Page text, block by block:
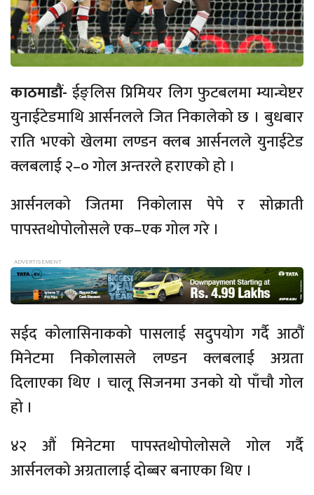
काठमाडौं- ईङ्लिस प्रिमियर लिग फुटबलमा म्यान्चेष्टर
युनाईटेडमाथि आर्सनलले जित निकालेको छ । बुधबार
राति भएको खेलमा लण्डन क्लब आर्सनलले युनाईटेड
क्लबलाई २–० गोल अन्तरले हराएको हो ।
आर्सनलको जितमा निकोलास पेपे र सोक्राती
पापस्तथोपोलोसले एक–एक गोल गरे ।
सईद कोलासिनाकको पासलाई सदुपयोग गर्दै आठौं
मिनेटमा निकोलासले लण्डन क्लबलाई अग्रता
दिलाएका थिए । चालू सिजनमा उनको यो पाँचौ गोल
हो ।
४२ औं मिनेटमा पापस्तथोपोलोसले गोल गर्दै
आर्सनलको अग्रतालाई दोब्बर बनाएका थिए ।